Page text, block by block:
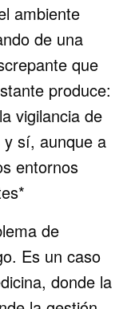
ambiente
de una
que
produce:
vigilancia de
sí, aunque a
entornos
de
Es un caso
donde la